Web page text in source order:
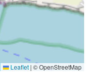
Leaflet | © OpenStreetMap